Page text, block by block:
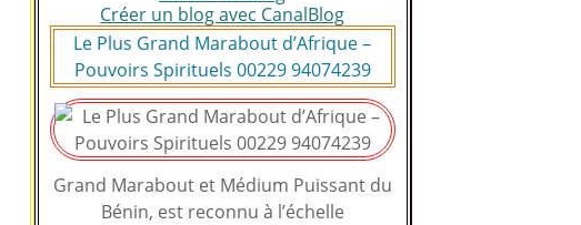
Créer un blog avec CanalBlog
Le Plus Grand Marabout d’Afrique –
Pouvoirs Spirituels 00229 94074239
Grand Marabout et Médium Puissant du
Bénin, est reconnu à l’échelle